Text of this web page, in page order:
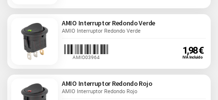
AMIO Interruptor Redondo Verde
AMIO Interruptor Redondo Verde
AMIO03964
1,98 €
IVA Incluido
AMIO Interruptor Redondo Rojo
AMIO Interruptor Redondo Rojo